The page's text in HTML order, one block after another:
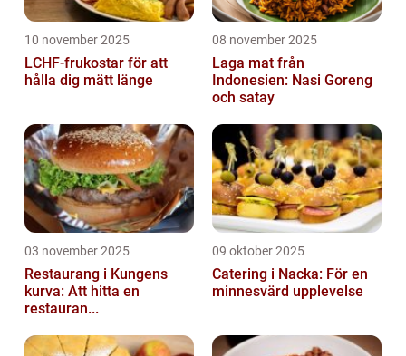
10 november 2025
LCHF-frukostar för att
hålla dig mätt länge
08 november 2025
Laga mat från
Indonesien: Nasi Goreng
och satay
03 november 2025
Restaurang i Kungens
kurva: Att hitta en
restauran...
09 oktober 2025
Catering i Nacka: För en
minnesvärd upplevelse